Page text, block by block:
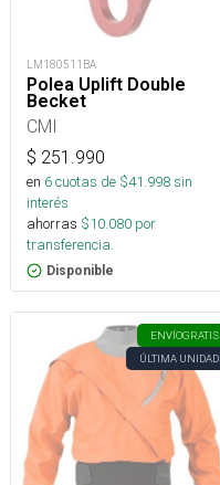
LM180511BA
Polea Uplift Double
Becket
CMI
$ 251.990
en 6cuotas de $41.998sin
interés
ahorras $10.080 por
transferencia.
Disponible
ENVÍOGRATIS
ÚLTIMA UNIDAD